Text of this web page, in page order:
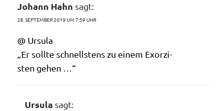
Johann Hahn sagt:
28. SEPTEMBER 2019 UM 7:59 UHR
@ Ursu­la
„Er soll­te schnell­stens zu einem Exor­zi­
sten gehen …“
Ursula sagt: